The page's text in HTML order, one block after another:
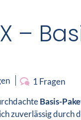
–
1 Fragen
Basis-
zuverlässig durch